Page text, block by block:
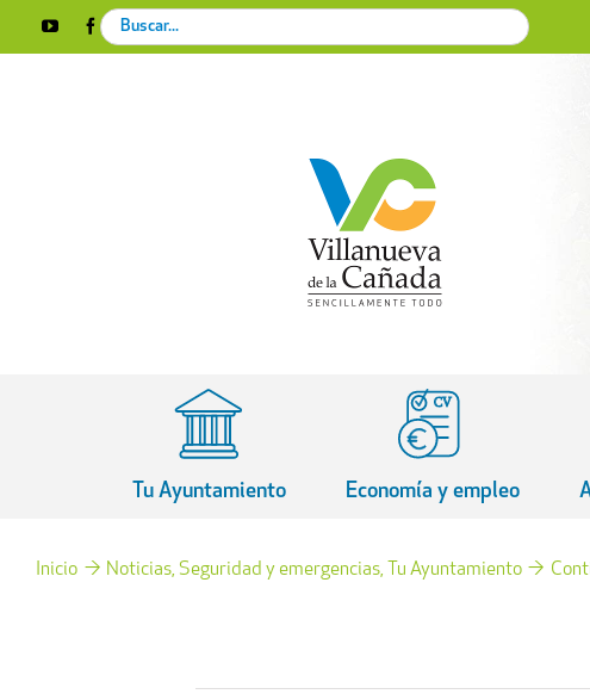
YouTubeFacebookInstagram
X
Search
for:
Tu Ayuntamiento Economía y empleo
Inicio Noticias Seguridad y emergencias Tu Ayuntamiento